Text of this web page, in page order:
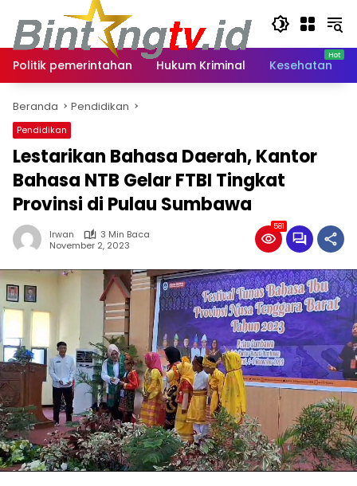
konten
Politik pemerintahan
Hukum Kriminal Kesehatan
Beranda Pendidikan
Pendidikan
Lestarikan Bahasa Daerah, Kantor
Bahasa NTB Gelar FTBI Tingkat
Provinsi di Pulau Sumbawa
Irwan
3 Min Baca
November 2, 2023
581